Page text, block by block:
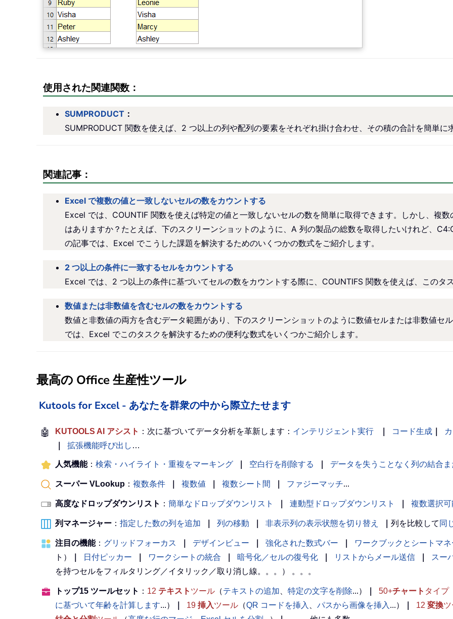
使用された関連関数：
SUMPRODUCT ：
SUMPRODUCT 関数を使えば、2 つ以上の列や配列の要素をそれぞれ掛け合わせ、その積の合計を簡単に
関連記事：
Excel で複数の値と一致しないセルの数をカウントする
Excel では、COUNTIF 関数を使えば特定の値と一致しないセルの数を簡単に取得できます。しかし、複
はありますか？たとえば、下のスクリーンショットのように、A 列の製品の総数を取得したいけれど、
の記事では、Excel でこうした課題を解決するためのいくつかの数式をご紹介します。
2 つ以上の条件に一致するセルをカウントする
Excel では、2 つ以上の条件に基づいてセルの数をカウントする際に、COUNTIFS 関数を使えば、このタ
数値または非数値を含むセルの数をカウントする
数値と非数値の両方を含むデータ範囲があり、下のスクリーンショットのように数値セルまたは非数値セ
では、Excel でこのタスクを解決するための便利な数式をいくつかご紹介します。
最高の Office 生産性ツール
Kutools for Excel - あなたを群衆の中から際立たせます
🤖 KUTOOLS AI アシスト ：次に基づいてデータ分析を革新します： インテリジェント実行 コード生成
拡張機能呼び出し …
人気機能： 検索・ハイライト・重複をマーキング 空白行を削除する データを失うことなく列の結合
スーパー VLookup ： 複数条件 複数値 複数シート間 ファジーマッチ...
高度なドロップダウンリスト ： 簡単なドロップダウンリスト 連動型ドロップダウンリスト 複数選択
列マネージャー ： 指定した数の列を追加 列の移動 非表示列の表示状態を切り替え 列を比較して 同
注目の機能： グリッドフォーカス デザインビュー 強化された数式バー ワークブックとシートマ
ト）
日付ピッカー ワークシートの統合 暗号化／セルの復号化 リストからメール送信 スー
を持つセルをフィルタリング／イタリック／取り消し線。。。） 。。。
トップ15 ツールセット ： 12 テキスト ツール （テキストの追加 特定の文字を削除...） 50+チャート タイプ
に基づいて年齢を計算します...） 19 挿入ツール （QR コードを挿入 パスから画像を挿入 ...） 12 変換